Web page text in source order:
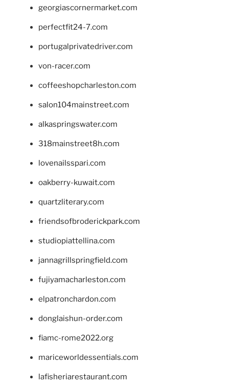
georgiascornermarket.com
perfectfit24-7.com
portugalprivatedriver.com
von-racer.com
coffeeshopcharleston.com
salon104mainstreet.com
alkaspringswater.com
318mainstreet8h.com
lovenailsspari.com
oakberry-kuwait.com
quartzliterary.com
friendsofbroderickpark.com
studiopiattellina.com
jannagrillspringfield.com
fujiyamacharleston.com
elpatronchardon.com
donglaishun-order.com
fiamc-rome2022.org
mariceworldessentials.com
lafisheriarestaurant.com